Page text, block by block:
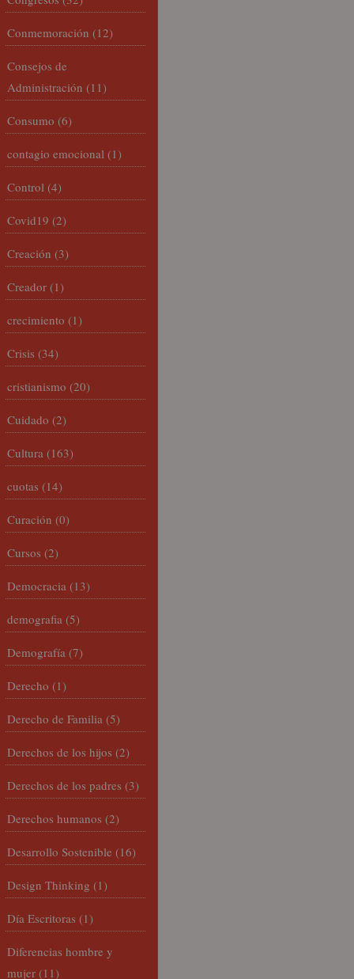
Conmemoración (12)
Consejos de
Administración (11)
Consumo (6)
contagio emocional (1)
Control (4)
Covid19 (2)
Creación (3)
Creador (1)
crecimiento (1)
Crisis (34)
cristianismo (20)
Cuidado (2)
Cultura (163)
cuotas (14)
Curación (0)
Cursos (2)
Democracia (13)
demografia (5)
Demografía (7)
Derecho (1)
Derecho de Familia (5)
Derechos de los hijos (2)
Derechos de los padres (3)
Derechos humanos (2)
Desarrollo Sostenible (16)
Design Thinking (1)
Día Escritoras (1)
Diferencias hombre y
mujer (11)